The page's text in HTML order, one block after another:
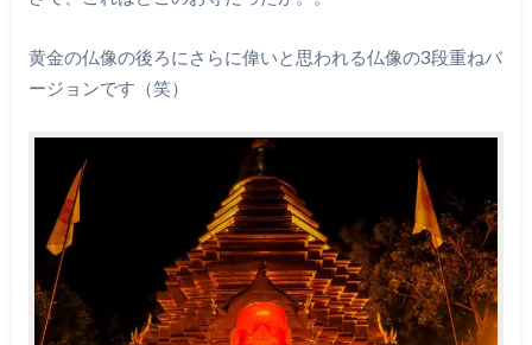
黄金の仏像の後ろにさらに偉いと思われる仏像の3段重ねバ
ージョンです（笑）